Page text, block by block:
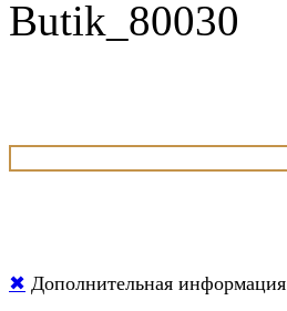
Butik_80030
✖ Дополнительная информация